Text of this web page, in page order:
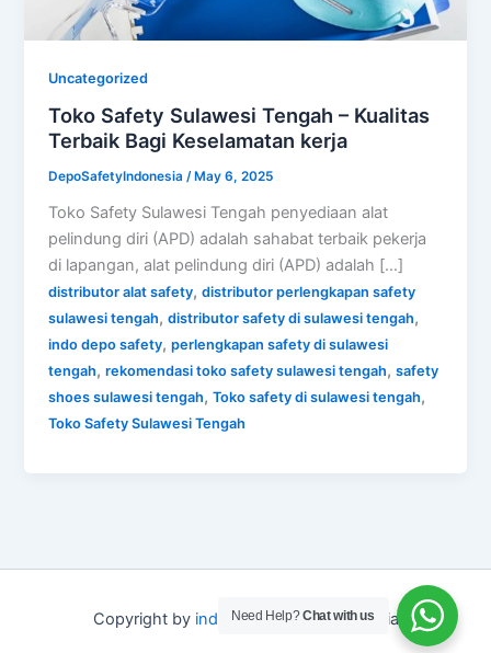
Uncategorized
Toko Safety Sulawesi Tengah – Kualitas
Terbaik Bagi Keselamatan kerja
DepoSafetyIndonesia/ May 6, 2025
Toko Safety Sulawesi Tengah penyediaan alat
pelindung diri (APD) adalah sahabat terbaik pekerja
di lapangan, alat pelindung diri (APD) adalah […]
distributor alat safety,distributor perlengkapan safety
sulawesi tengah,distributor safety di sulawesi tengah,
indo depo safety,perlengkapan safety di sulawesi
tengah,rekomendasi toko safety sulawesi tengah,safety
shoes sulawesi tengah,Toko safety di sulawesi tengah,
Toko Safety Sulawesi Tengah
Copyright by indo depo safetyIndonesia
Need Help?Chat with us